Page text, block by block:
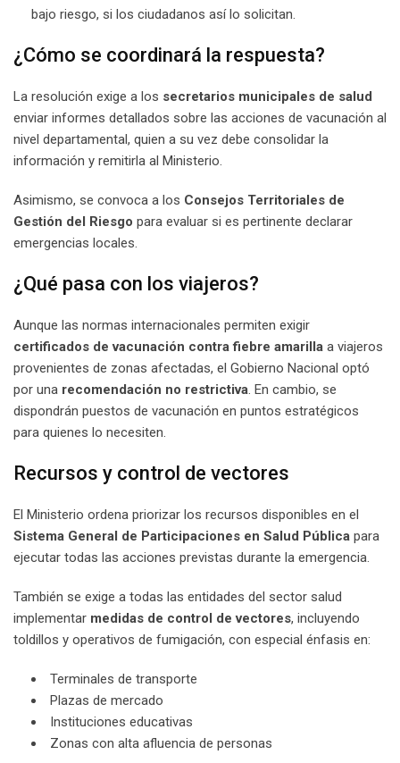
bajo riesgo, si los ciudadanos así lo solicitan.
¿Cómo se coordinará la respuesta?
La resolución exige a los secretarios municipales de salud
enviar informes detallados sobre las acciones de vacunación al
nivel departamental, quien a su vez debe consolidar la
información y remitirla al Ministerio.
Asimismo, se convoca a los Consejos Territoriales de
Gestión del Riesgo para evaluar si es pertinente declarar
emergencias locales.
¿Qué pasa con los viajeros?
Aunque las normas internacionales permiten exigir
certificados de vacunación contra fiebre amarilla a viajeros
provenientes de zonas afectadas, el Gobierno Nacional optó
por una recomendación no restrictiva. En cambio, se
dispondrán puestos de vacunación en puntos estratégicos
para quienes lo necesiten.
Recursos y control de vectores
El Ministerio ordena priorizar los recursos disponibles en el
Sistema General de Participaciones en Salud Pública para
ejecutar todas las acciones previstas durante la emergencia.
También se exige a todas las entidades del sector salud
implementar medidas de control de vectores, incluyendo
toldillos y operativos de fumigación, con especial énfasis en:
Terminales de transporte
Plazas de mercado
Instituciones educativas
Zonas con alta afluencia de personas